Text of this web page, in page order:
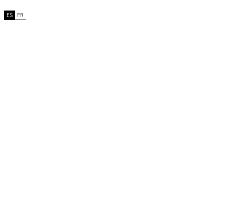
ES FR